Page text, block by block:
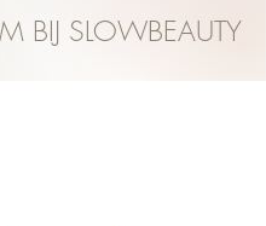
BIJ SLOWBEAUTY